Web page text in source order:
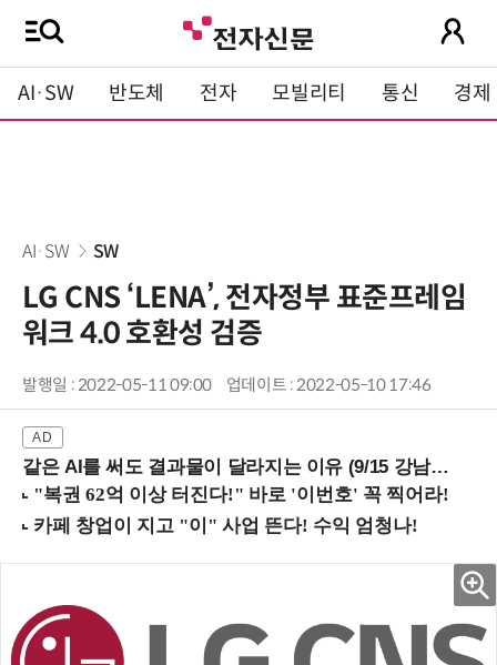
AI·SW 반도체 전자 모빌리티 통신 경제
AI·SW SW
LG CNS ‘LENA’, 전자정부 표준프레임
워크 4.0 호환성 검증
발행일 : 2022-05-11 09:00 업데이트 : 2022-05-10 17:46
같은 AI를 써도 결과물이 달라지는 이유 (9/15 강남역)